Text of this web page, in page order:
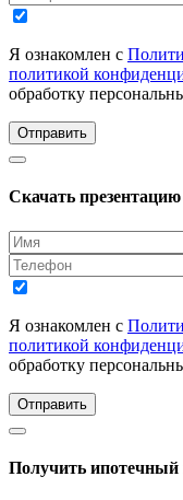
Я ознакомлен с
политикой
обработку
Отправить
Скачать презентацию
Я ознакомлен с
политикой
обработку
Отправить
Получить ипотечный